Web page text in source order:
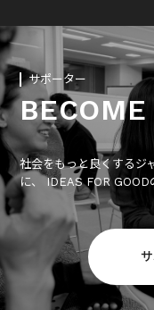
サポーター
社会をもっと良くするジ
に、 IDEAS FOR GOOD